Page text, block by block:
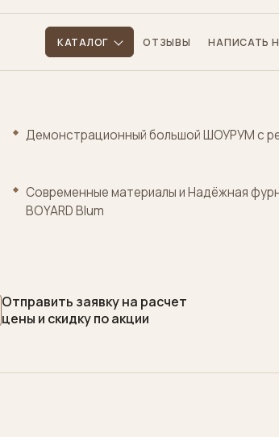
КАТАЛОГ ОТЗЫВЫ НАПИСАТЬ
Демонстрационный большой ШОУРУМ с
Cовременные материалы и Надёжная
BOYARD Blum
Отправить заявку на расчет
цены и скидку по акции